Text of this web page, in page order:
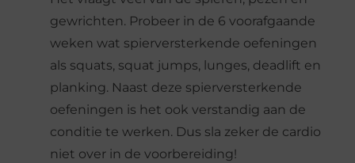
gewrichten. Probeer in de 6 voorafgaande
weken wat spierversterkende oefeningen
als squats, squat jumps, lunges, deadlift en
planking. Naast deze spierversterkende
oefeningen is het ook verstandig aan de
conditie te werken. Dus sla zeker de cardio
niet over in de voorbereiding!